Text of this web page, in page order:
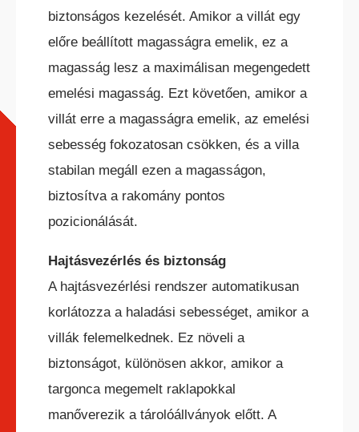
biztonságos kezelését. Amikor a villát egy
előre beállított magasságra emelik, ez a
magasság lesz a maximálisan megengedett
emelési magasság. Ezt követően, amikor a
villát erre a magasságra emelik, az emelési
sebesség fokozatosan csökken, és a villa
stabilan megáll ezen a magasságon,
biztosítva a rakomány pontos
pozicionálását.
Hajtásvezérlés és biztonság
A hajtásvezérlési rendszer automatikusan
korlátozza a haladási sebességet, amikor a
villák felemelkednek. Ez növeli a
biztonságot, különösen akkor, amikor a
targonca megemelt raklapokkal
manőverezik a tárolóállványok előtt. A